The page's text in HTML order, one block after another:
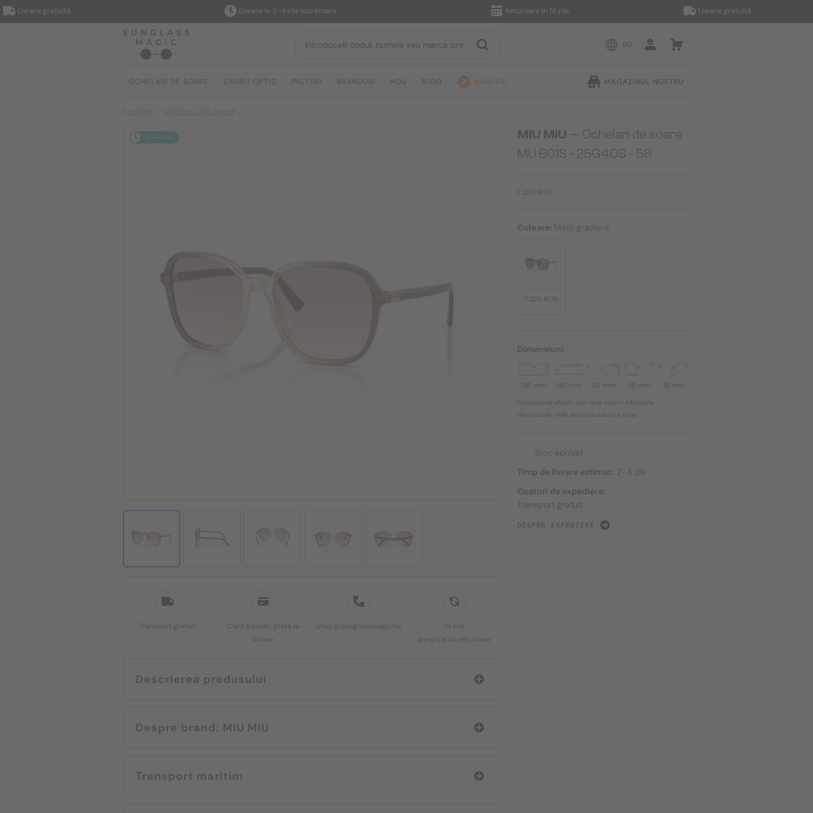
Livrare gratuită Livrare în 2–4 zile lucrătoare Returnare în 14 zile Livrare gratuită
RO
OCHELARI DE SOARE CADRU OPTIC PICTURI BRANDURI NOU BLOG VÂNZĂRI MAGAZINUL NOSTRU
2-4 ZILE
Transport gratuit
Card bancar, plata la
livrare
shop@sunglassmagic.hu
14 zile
garanție de returnare
Descrierea produsului
Despre brand: MIU MIU
Transport maritim
MIU MIU — Ochelari de soare
MU B01S - 25G40S - 58
1 200 RON
Culoare: Maro gradient
1 200 RON
Dimensiuni
136 mm 140 mm 52 mm 58 mm 18 mm
Dimensiunile afișate sunt doar pentru informare,
dimensiunile reale ale produsului pot varia.
Stoc epuizat
Timp de livrare estimat: 2–4 zile
Costuri de expediere:
Transport gratuit
DESPRE EXPEDIERE